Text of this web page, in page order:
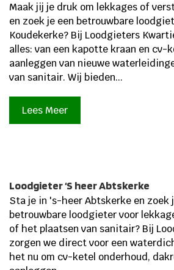
Maak jij je druk om lekkages of
en zoek je een betrouwbare
Koudekerke? Bij Loodgieters
alles: van een kapotte kraan en
aanleggen van nieuwe
van sanitair. Wij bieden...
Lees Meer
Loodgieter ‘S heer Abtskerke
Sta je in 's-heer Abtskerke en zoek
betrouwbare loodgieter voor
of het plaatsen van sanitair? Bij
zorgen we direct voor een
het nu om cv-ketel onderhoud,